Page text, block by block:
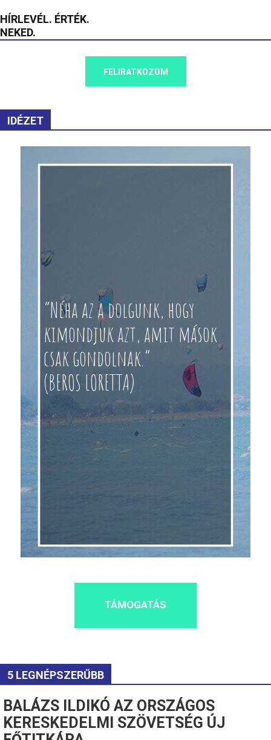
HÍRLEVÉL. ÉRTÉK.
NEKED.
FELIRATKOZOM
IDÉZET
“Néha az a dolgunk, hogy
kimondjuk azt, amit mások
csak gondolnak.”
(BEROS LORETTA)
TÁMOGATÁS
5 LEGNÉPSZERŰBB
BALÁZS ILDIKÓ AZ ORSZÁGOS
KERESKEDELMI SZÖVETSÉG ÚJ